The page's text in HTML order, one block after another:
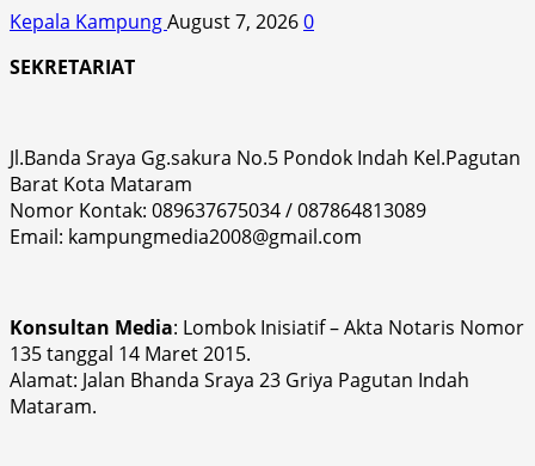
Kepala KampungAugust 7, 20260
SEKRETARIAT
Jl.Banda Sraya Gg.sakura No.5 Pondok Indah Kel.Pagutan
Barat Kota Mataram
Nomor Kontak: 089637675034 / 087864813089
Email: kampungmedia2008@gmail.com
Konsultan Media: Lombok Inisiatif – Akta Notaris Nomor
135 tanggal 14 Maret 2015.
Alamat: Jalan Bhanda Sraya 23 Griya Pagutan Indah
Mataram.